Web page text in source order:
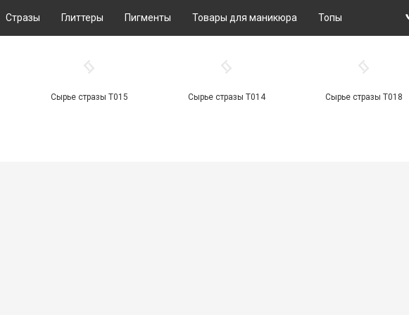
Стразы Глиттеры Пигменты Товары для маникюра Топы
Сырье стразы Т015 Сырье стразы Т014 Сырье стразы Т018